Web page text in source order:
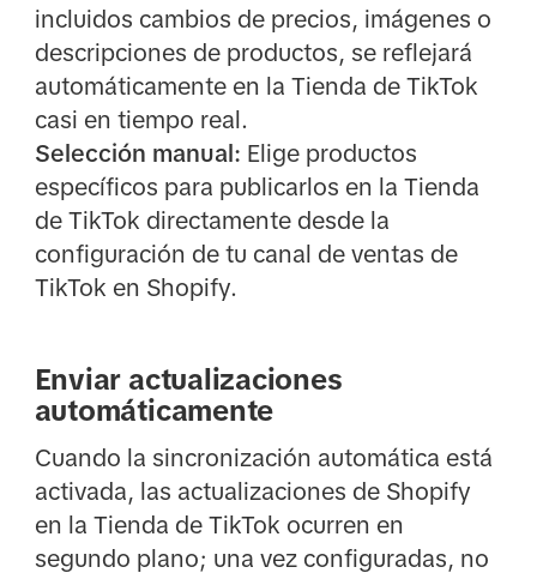
incluidos cambios de precios, imágenes o
descripciones de productos, se reflejará
automáticamente en la Tienda de TikTok
casi en tiempo real.
Selección manual: Elige productos
específicos para publicarlos en la Tienda
de TikTok directamente desde la
configuración de tu canal de ventas de
TikTok en Shopify.
Enviar actualizaciones
automáticamente
Cuando la sincronización automática está
activada, las actualizaciones de Shopify
en la Tienda de TikTok ocurren en
segundo plano; una vez configuradas, no